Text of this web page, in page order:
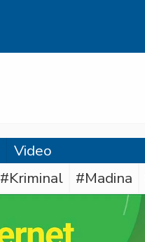
Video
#Kriminal #Madina